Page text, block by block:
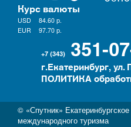
Курс валюты
USD 84.60 р.
EUR
97.70 р.
+7 (343) 351-
г.Екатеринбург,
ПОЛИТИКА
© «Спутник»
международного туризма